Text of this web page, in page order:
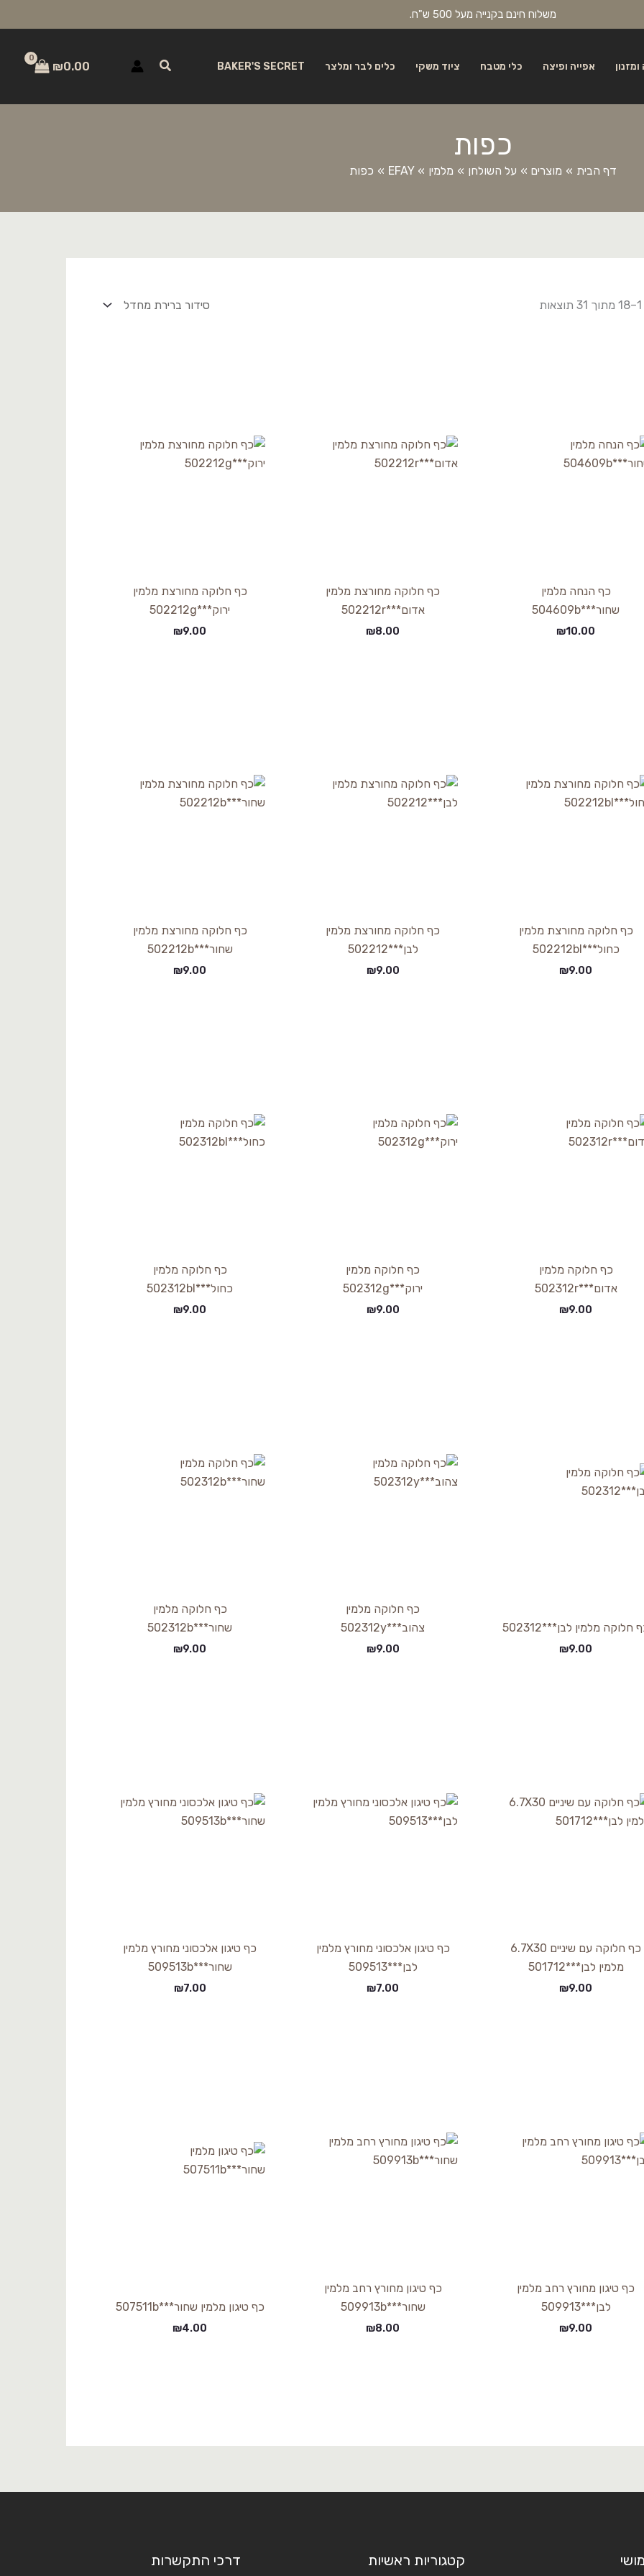
משלוח חינם בקנייה מעל 500 ש"ח.
אפייה ופיצה כלי מטבח ציוד משקי כלים לבר ומלצר BAKER'S SECRET חיפוש ₪0.00
כפות
דף הבית מוצרים על השולחן מלמין EFAY כפות
כף הנחה מלמין
שחור***504609b
₪10.00
כף חלוקה מחורצת מלמין
אדום***502212r
₪8.00
כף חלוקה מחורצת מלמין
ירוק***502212g
₪9.00
כף חלוקה מחורצת מלמין
כחול***502212bl
₪9.00
כף חלוקה מחורצת מלמין
לבן***502212
₪9.00
כף חלוקה מחורצת מלמין
שחור***502212b
₪9.00
כף חלוקה מלמין
אדום***502312r
₪9.00
כף חלוקה מלמין
ירוק***502312g
₪9.00
כף חלוקה מלמין
כחול***502312bl
₪9.00
חלוקה מלמין לבן***502312
₪9.00
כף חלוקה מלמין
צהוב***502312y
₪9.00
כף חלוקה מלמין
שחור***502312b
₪9.00
כף חלוקה עם שיניים 6.7X30
מלמין לבן***501712
₪9.00
כף טיגון אלכסוני מחורץ מלמין
לבן***509513
₪7.00
כף טיגון אלכסוני מחורץ מלמין
שחור***509513b
₪7.00
כף טיגון מחורץ רחב מלמין
לבן***509913
₪9.00
כף טיגון מחורץ רחב מלמין
שחור***509913b
₪8.00
כף טיגון מלמין שחור***507511b
₪4.00
קטגוריות ראשיות דרכי התקשרות